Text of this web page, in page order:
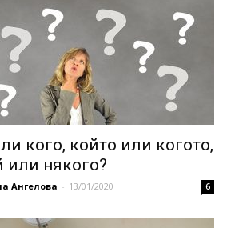
кого, който или когото,
или някого?
Ангелова - 13/01/2020 6